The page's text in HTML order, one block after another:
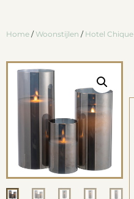
Home / Woonstijlen / Hotel Chique